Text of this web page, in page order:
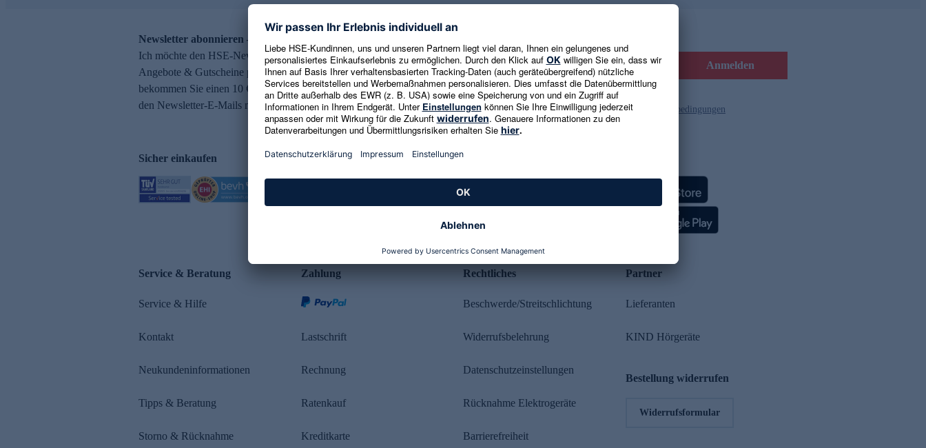
Newsletter abonnieren – 10 € Gutschein erhalten
Ich möchte den HSE-Newsletter abonnieren und aktuelle Trends,
Angebote & Gutscheine per E-Mail erhalten. Als Dankeschön
bekommen Sie einen 10 € Gutschein. Eine Abmeldung ist jederzeit in
den Newsletter-E-Mails möglich.
E-Mail-Adresse eingeben Anmelden
Es gelten die Datenschutzrichtlinienund die Gutscheinbedingungen
Sicher einkaufen Kundenbewertung
Service & Beratung
Service & Hilfe
Kontakt
Neukundeninformationen
Tipps & Beratung
Storno & Rücknahme
Zahlung
Lastschrift
Rechnung
Ratenkauf
Kreditkarte
Rechtliches
Beschwerde/Streitschlichtung
Widerrufsbelehrung
Datenschutzeinstellungen
Rücknahme Elektrogeräte
Barrierefreiheit
Partner
Lieferanten
KIND Hörgeräte
Bestellung widerrufen
Widerrufsformular